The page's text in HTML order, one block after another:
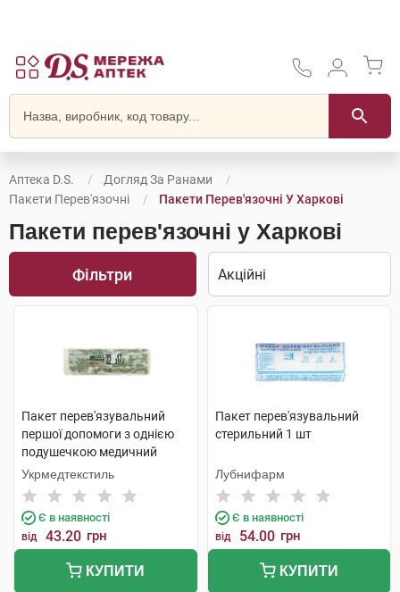
Аптека D.S.
Догляд За Ранами
Пакети Перев'язочні
Пакети Перев'язочні У Харкові
Пакети перев'язочні у Харкові
Фільтри
Пакет перев'язувальний
першої допомоги з однією
подушечкою медичний
стерильний 32смх17,5см 1
шт
Укрмедтекстиль
Є в наявності
від 43.20 грн
КУПИТИ
Пакет перев'язувальний
стерильний 1 шт
Лубнифарм
Є в наявності
від 54.00 грн
КУПИТИ